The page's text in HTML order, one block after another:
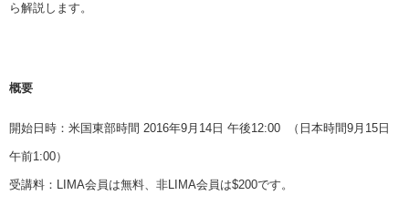
ら解説します。
概要
開始日時：米国東部時間 2016年9月14日 午後12:00 （日本時間9月15日
午前1:00）
受講料：LIMA会員は無料、非LIMA会員は$200です。